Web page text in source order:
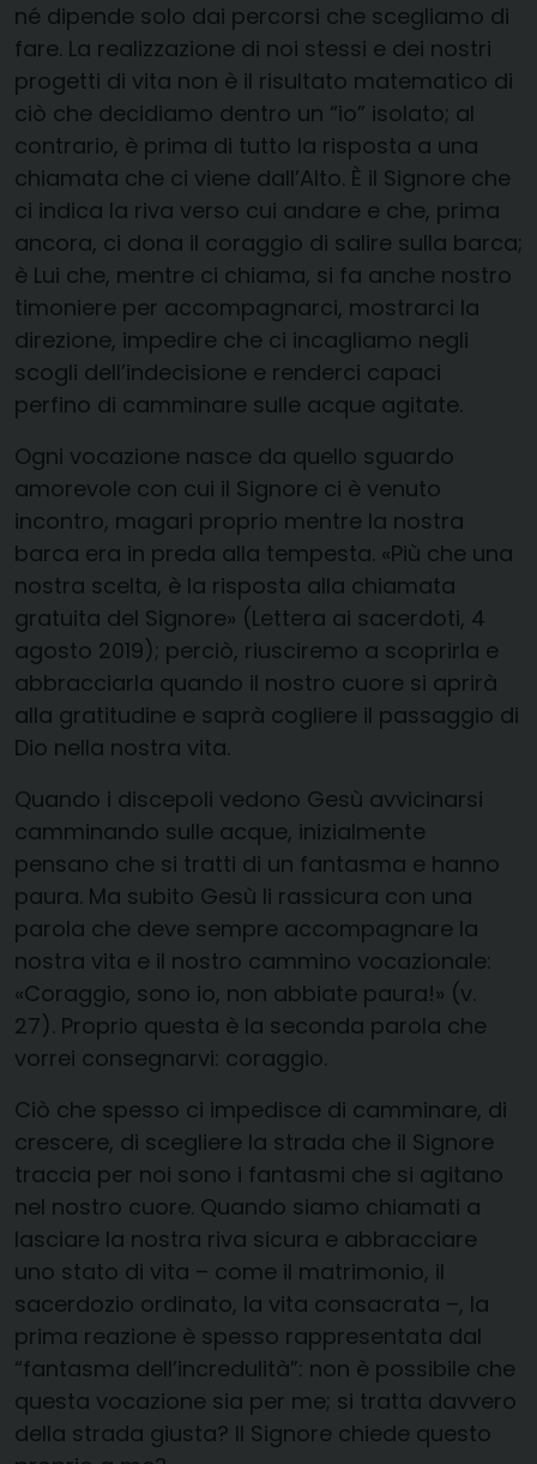
né dipende solo dai percorsi che scegliamo di
fare. La realizzazione di noi stessi e dei nostri
progetti di vita non è il risultato matematico di
ciò che decidiamo dentro un “io” isolato; al
contrario, è prima di tutto la risposta a una
chiamata che ci viene dall’Alto. È il Signore che
ci indica la riva verso cui andare e che, prima
ancora, ci dona il coraggio di salire sulla barca;
è Lui che, mentre ci chiama, si fa anche nostro
timoniere per accompagnarci, mostrarci la
direzione, impedire che ci incagliamo negli
scogli dell’indecisione e renderci capaci
perfino di camminare sulle acque agitate.
Ogni vocazione nasce da quello sguardo
amorevole con cui il Signore ci è venuto
incontro, magari proprio mentre la nostra
barca era in preda alla tempesta. «Più che una
nostra scelta, è la risposta alla chiamata
gratuita del Signore» (Lettera ai sacerdoti, 4
agosto 2019); perciò, riusciremo a scoprirla e
abbracciarla quando il nostro cuore si aprirà
alla gratitudine e saprà cogliere il passaggio di
Dio nella nostra vita.
Quando i discepoli vedono Gesù avvicinarsi
camminando sulle acque, inizialmente
pensano che si tratti di un fantasma e hanno
paura. Ma subito Gesù li rassicura con una
parola che deve sempre accompagnare la
nostra vita e il nostro cammino vocazionale:
«Coraggio, sono io, non abbiate paura!» (v.
27). Proprio questa è la seconda parola che
vorrei consegnarvi: coraggio.
Ciò che spesso ci impedisce di camminare, di
crescere, di scegliere la strada che il Signore
traccia per noi sono i fantasmi che si agitano
nel nostro cuore. Quando siamo chiamati a
lasciare la nostra riva sicura e abbracciare
uno stato di vita – come il matrimonio, il
sacerdozio ordinato, la vita consacrata –, la
prima reazione è spesso rappresentata dal
“fantasma dell’incredulità”: non è possibile che
questa vocazione sia per me; si tratta davvero
della strada giusta? Il Signore chiede questo